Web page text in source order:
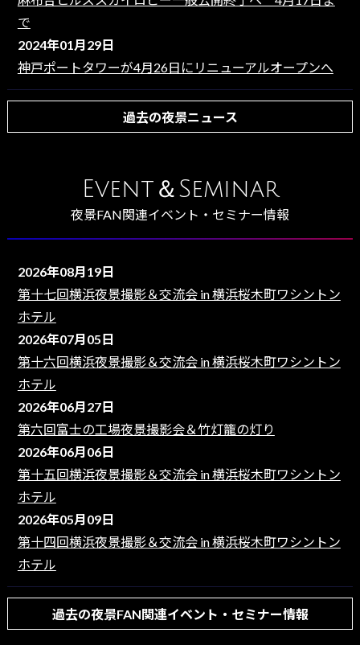
で
2024年01月29日
神戸ポートタワーが4月26日にリニューアルオープンへ
過去の夜景ニュース
Event＆Seminar
夜景FAN関連イベント・セミナー情報
2026年08月19日
第十七回横浜夜景撮影＆交流会 in 横浜桜木町ワシントン
ホテル
2026年07月05日
第十六回横浜夜景撮影＆交流会 in 横浜桜木町ワシントン
ホテル
2026年06月27日
第六回富士の工場夜景撮影会＆竹灯籠の灯り
2026年06月06日
第十五回横浜夜景撮影＆交流会 in 横浜桜木町ワシントン
ホテル
2026年05月09日
第十四回横浜夜景撮影＆交流会 in 横浜桜木町ワシントン
ホテル
過去の夜景FAN関連イベント・セミナー情報